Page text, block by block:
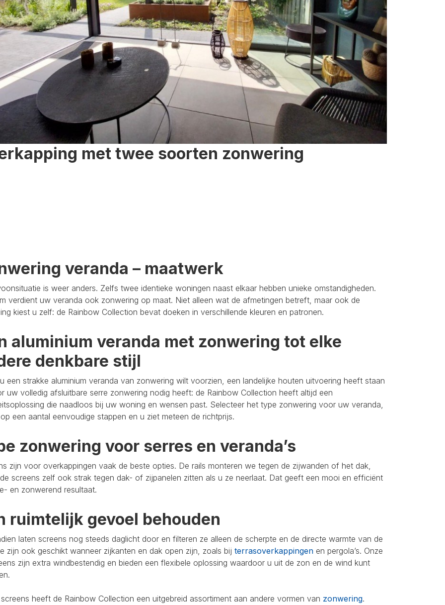
met twee soorten zonwering
veranda – maatwerk
is weer anders. Zelfs twee identieke woningen naast elkaar hebben unieke omstandigheden.
verdient uw veranda ook zonwering op maat. Niet alleen wat de afmetingen betreft, maar ook de
kiest u zelf: de Rainbow Collection bevat doeken in verschillende kleuren en patronen.
aluminium veranda met zonwering tot elke
denkbare stijl
een strakke aluminium veranda van zonwering wilt voorzien, een landelijke houten uitvoering heeft staan
uw volledig afsluitbare serre zonwering nodig heeft: de Rainbow Collection heeft altijd een
die naadloos bij uw woning en wensen past. Selecteer het type zonwering voor uw veranda,
een aantal eenvoudige stappen en u ziet meteen de richtprijs.
zonwering voor serres en veranda’s
zijn voor overkappingen vaak de beste opties. De rails monteren we tegen de zijwanden of het dak,
screens zelf ook strak tegen dak- of zijpanelen zitten als u ze neerlaat. Dat geeft een mooi en efficiënt
en zonwerend resultaat.
ruimtelijk gevoel behouden
laten screens nog steeds daglicht door en filteren ze alleen de scherpte en de directe warmte van de
zijn ook geschikt wanneer zijkanten en dak open zijn, zoals bij terrasoverkappingen en pergola’s. Onze
zijn extra windbestendig en bieden een flexibele oplossing waardoor u uit de zon en de wind kunt
heeft de Rainbow Collection een uitgebreid assortiment aan andere vormen van zonwering.